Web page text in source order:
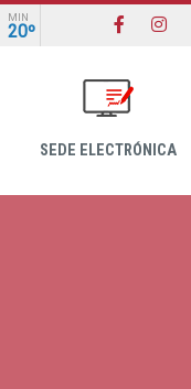
MIN
20º
SEDE ELECTRÓNICA